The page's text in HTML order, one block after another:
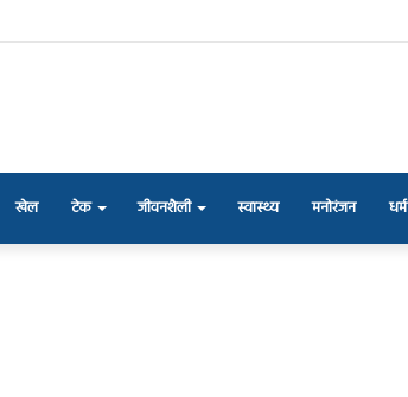
खेल टेक जीवनशैली स्वास्थ्य मनोरंजन धर्म